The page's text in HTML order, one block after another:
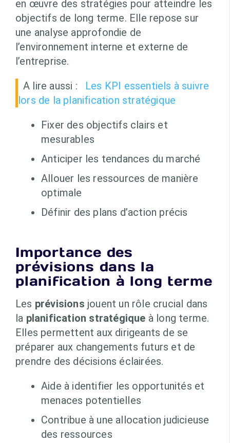
en œuvre des stratégies pour atteindre les
objectifs de long terme. Elle repose sur
une analyse approfondie de
l’environnement interne et externe de
l’entreprise.
A lire aussi :
Les KPI essentiels à suivre
lors de la planification stratégique
Fixer des objectifs clairs et
mesurables
Anticiper les tendances du marché
Allouer les ressources de manière
optimale
Définir des plans d’action précis
Importance des
prévisions dans la
planification à long terme
Les prévisions jouent un rôle crucial dans
la planification stratégique à long terme.
Elles permettent aux dirigeants de se
préparer aux changements futurs et de
prendre des décisions éclairées.
Aide à identifier les opportunités et
menaces potentielles
Contribue à une allocation judicieuse
des ressources